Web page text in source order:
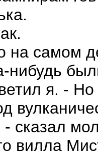
самом
я. - Но
вилла